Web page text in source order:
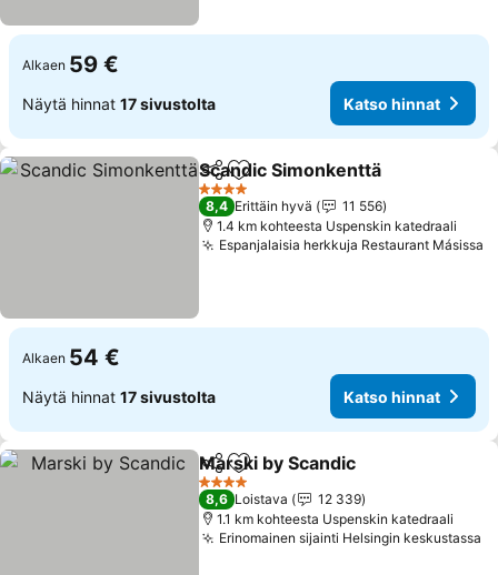
Alkaen 59 €
Näytä hinnat 17 sivustolta Katso hinnat
Jaa Lisää suosikkeihin
Scandic Simonkenttä
4 Tähtiluokitus
8,4 Erittäin hyvä
11 556
1.4 km kohteesta Uspenskin katedraali
Espanjalaisia herkkuja Restaurant Másissa
Alkaen 54 €
Näytä hinnat 17 sivustolta Katso hinnat
Jaa Lisää suosikkeihin
Marski by Scandic
4 Tähtiluokitus
8,6 Loistava
12 339
1.1 km kohteesta Uspenskin katedraali
Erinomainen sijainti Helsingin keskustassa